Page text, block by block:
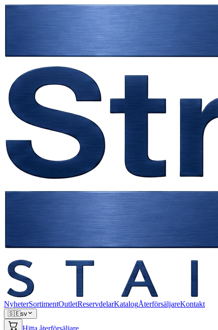
NyheterSortimentOutletReservdelarKatalogÅterförsäljareKontakt
🇸🇪sv
Hitta återförsäljare